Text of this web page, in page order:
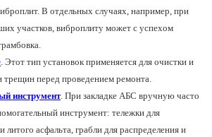
В отдельных случаях, например, при
участков, виброплиту может с успехом
. Этот тип установок применяется для очистки и
трещин перед проведением ремонта.
инструмент. При закладке АБС вручную часто
инструмент: тележки для
литого асфальта, грабли для распределения и